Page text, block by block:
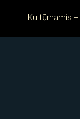
Kultūrnamis